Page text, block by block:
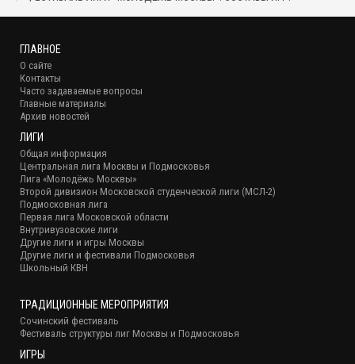
ГЛАВНОЕ
О сайте
Контакты
Часто задаваемые вопросы
Главные материалы
Архив новостей
ЛИГИ
Общая информация
Центральная лига Москвы и Подмосковья
Лига «Молодёжь Москвы»
Второй дивизион Московской студенческой лиги (МСЛ-2)
Подмосковная лига
Первая лига Московской области
Внутривузовские лиги
Другие лиги и игры Москвы
Другие лиги и фестивали Подмосковья
Школьный КВН
ТРАДИЦИОННЫЕ МЕРОПРИЯТИЯ
Сочинский фестиваль
Фестиваль структуры лиг Москвы и Подмосковья
ИГРЫ